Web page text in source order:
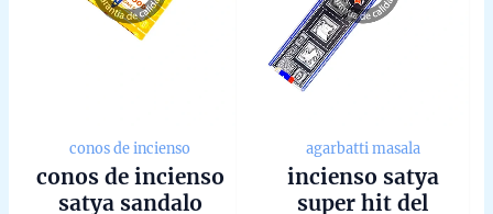
conos de incienso
conos de incienso
satya sandalo
agarbatti masala
incienso satya
super hit del